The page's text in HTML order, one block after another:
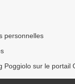
personnelles
Poggiolo sur le portail